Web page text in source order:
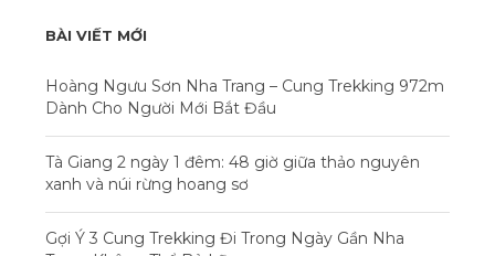
BÀI VIẾT MỚI
Hoàng Ngưu Sơn Nha Trang – Cung Trekking 972m
Dành Cho Người Mới Bắt Đầu
Tà Giang 2 ngày 1 đêm: 48 giờ giữa thảo nguyên
xanh và núi rừng hoang sơ
Gợi Ý 3 Cung Trekking Đi Trong Ngày Gần Nha